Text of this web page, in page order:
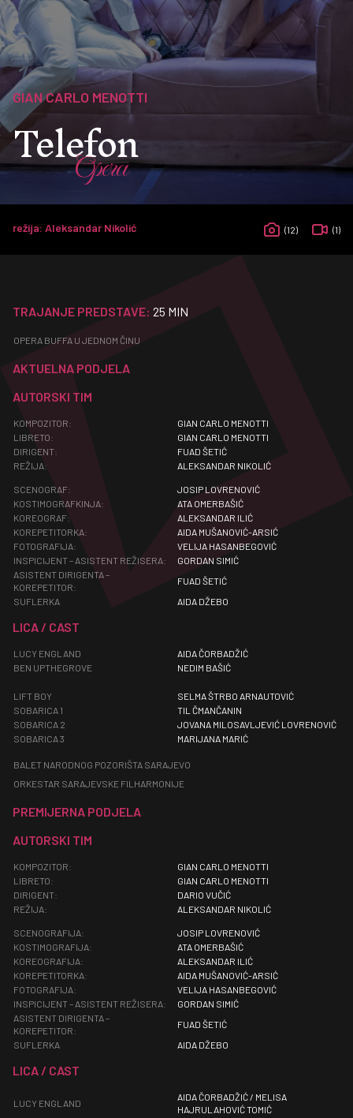
GIAN CARLO MENOTTI
Telefon
Opera
režija: Aleksandar Nikolić (12) (1)
TRAJANJE PREDSTAVE: 25 MIN
OPERA BUFFA U JEDNOM ČINU
AKTUELNA PODJELA
AUTORSKI TIM
KOMPOZITOR:
GIAN CARLO MENOTTI
LIBRETO:
GIAN CARLO MENOTTI
DIRIGENT:
FUAD ŠETIĆ
REŽIJA:
ALEKSANDAR NIKOLIĆ
SCENOGRAF:
JOSIP LOVRENOVIĆ
KOSTIMOGRAFKINJA:
ATA OMERBAŠIĆ
KOREOGRAF:
ALEKSANDAR ILIĆ
KOREPETITORKA:
AIDA MUŠANOVIĆ-ARSIĆ
FOTOGRAFIJA:
VELIJA HASANBEGOVIĆ
INSPICIJENT – ASISTENT REŽISERA:
GORDAN SIMIĆ
ASISTENT DIRIGENTA –
KOREPETITOR:
FUAD ŠETIĆ
SUFLERKA
AIDA DŽEBO
LICA / CAST
LUCY ENGLAND
AIDA ČORBADŽIĆ
BEN UPTHEGROVE
NEDIM BAŠIĆ
LIFT BOY
SELMA ŠTRBO ARNAUTOVIĆ
SOBARICA 1
TIL ČMANČANIN
SOBARICA 2
JOVANA MILOSAVLJEVIĆ LOVRENOVIĆ
SOBARICA 3
MARIJANA MARIĆ
BALET NARODNOG POZORIŠTA SARAJEVO
ORKESTAR SARAJEVSKE FILHARMONIJE
PREMIJERNA PODJELA
AUTORSKI TIM
KOMPOZITOR:
GIAN CARLO MENOTTI
LIBRETO:
GIAN CARLO MENOTTI
DIRIGENT:
DARIO VUČIĆ
REŽIJA:
ALEKSANDAR NIKOLIĆ
SCENOGRAFIJA:
JOSIP LOVRENOVIĆ
KOSTIMOGRAFIJA:
ATA OMERBAŠIĆ
KOREOGRAFIJA:
ALEKSANDAR ILIĆ
KOREPETITORKA:
AIDA MUŠANOVIĆ-ARSIĆ
FOTOGRAFIJA:
VELIJA HASANBEGOVIĆ
INSPICIJENT – ASISTENT REŽISERA:
GORDAN SIMIĆ
ASISTENT DIRIGENTA –
KOREPETITOR:
FUAD ŠETIĆ
SUFLERKA
AIDA DŽEBO
LICA / CAST
LUCY ENGLAND
AIDA ČORBADŽIĆ / MELISA
HAJRULAHOVIĆ TOMIĆ